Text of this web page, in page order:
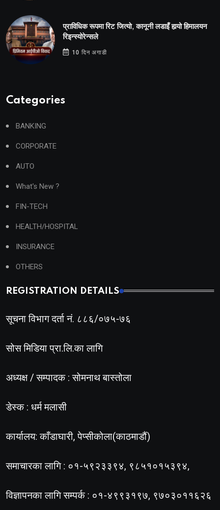
प्राविधिक रूपमा रिट जित्यो, कानूनी लडाइँ हार्‍यो हिमालयन
रिइन्स्योरेन्सले
10 दिन अगाडी
Categories
BANKING
CORPORATE
AUTO
What's New ?
FIN-TECH
HEALTH/HOSPITAL
INSURANCE
OTHERS
REGISTRATION DETAILS
सूचना विभाग दर्ता नं. ८८६/०७५-७६
सोस मिडिया प्रा.लि.का लागि
अध्यक्ष / सम्पादक : सोमनाथ बास्तोला
डेस्क : धर्म मलासी
कार्यालय: काँडाघारी, पेप्सीकोला(काठमाडौं)
समाचारका लागि : ०१-५९२३३९४, ९८५१०१५३९४,
विज्ञापनका लागि सम्पर्क : ०१-४९९३१९७, ९७०३०११६२६